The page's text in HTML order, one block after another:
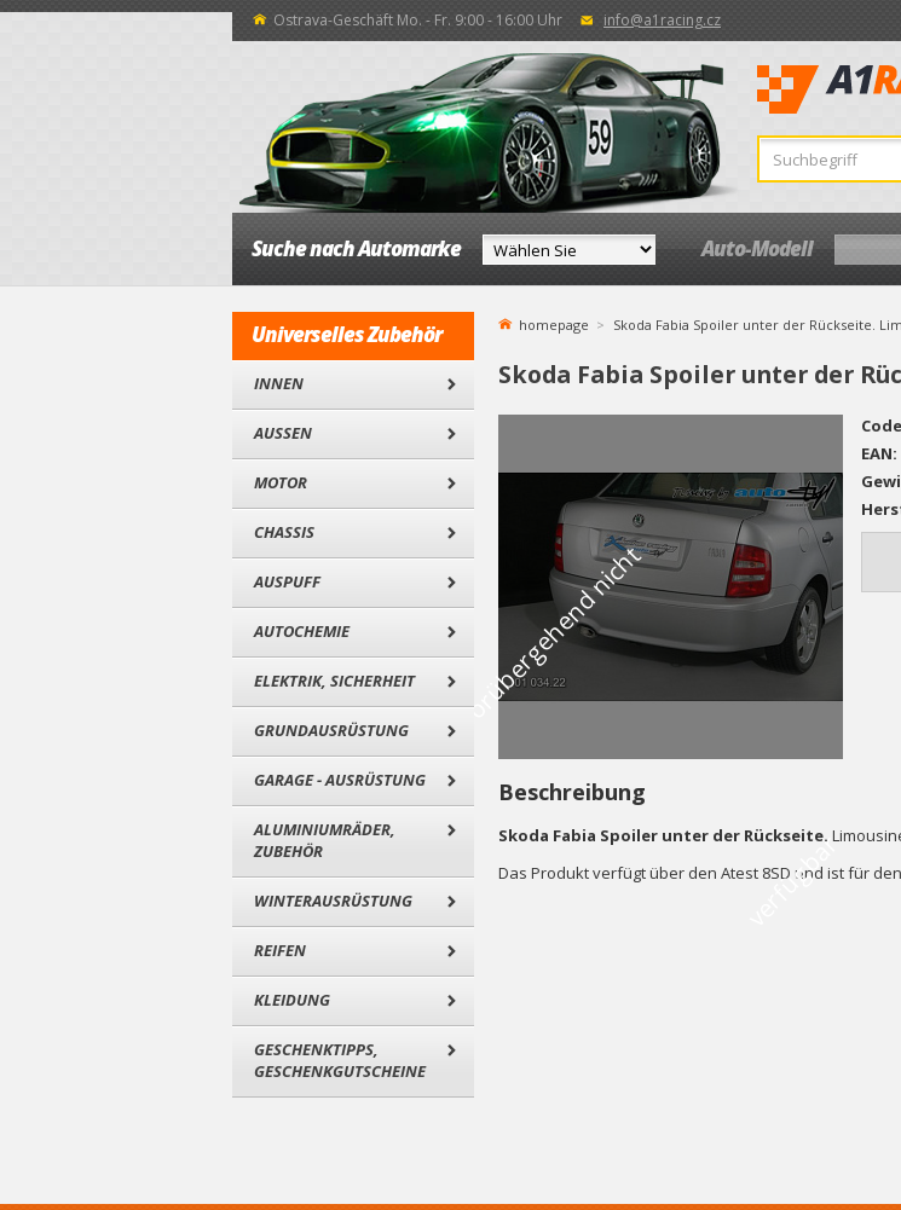
Ostrava-Geschäft Mo. - Fr. 9:00 - 16:00 Uhr info@a1racing.cz
Suche nach Automarke Auto-Modell
Universelles Zubehör
INNEN
AUSSEN
MOTOR
CHASSIS
AUSPUFF
AUTOCHEMIE
ELEKTRIK, SICHERHEIT
GRUNDAUSRÜSTUNG
GARAGE - AUSRÜSTUNG
ALUMINIUMRÄDER,
ZUBEHÖR
WINTERAUSRÜSTUNG
REIFEN
KLEIDUNG
GESCHENKTIPPS,
GESCHENKGUTSCHEINE
homepage Skoda Fabia Spoiler unter der Rückseite.
Skoda Fabia Spoiler unter der
V
o
r
ü
b
e
r
g
e
h
e
n
d
n
i
c
h
t
v
e
r
f
ü
g
b
a
r
EAN:
Beschreibung
Skoda Fabia Spoiler unter der Rückseite.
Das Produkt verfügt über den Atest 8SD und ist für